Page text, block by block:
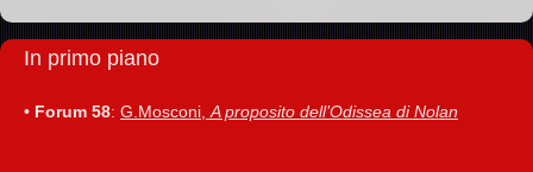
In primo piano
• Forum 58: G.Mosconi,A proposito dell’Odissea di Nolan